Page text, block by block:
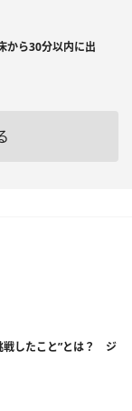
から30分以内に出
戦したこと”とは？ ジ